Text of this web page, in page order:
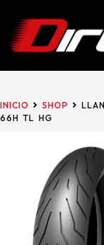
INICIO SHOP
66H TL HG